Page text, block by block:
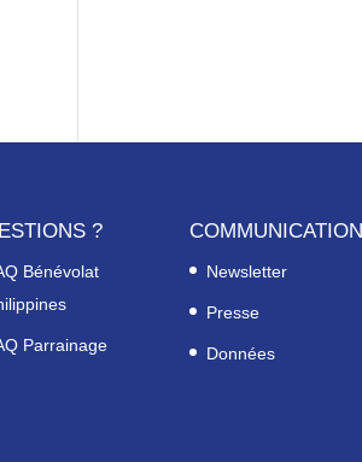
?
Bénévolat
Parrainage
COMMUNICATION
Newsletter
Presse
Données